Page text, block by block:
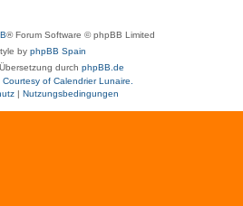
® Forum Software © phpBB Limited
by phpBB Spain
durch phpBB.de
Courtesy of Calendrier Lunaire.
| Nutzungsbedingungen